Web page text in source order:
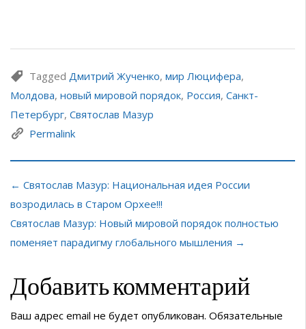
Tagged Дмитрий Жученко, мир Люцифера,
Молдова, новый мировой порядок, Россия, Санкт-
Петербург, Святослав Мазур
Permalink
← Святослав Мазур: Национальная идея России
возродилась в Старом Орхее!!!
Святослав Мазур: Новый мировой порядок полностью
поменяет парадигму глобального мышления →
Добавить комментарий
Ваш адрес email не будет опубликован. Обязательные